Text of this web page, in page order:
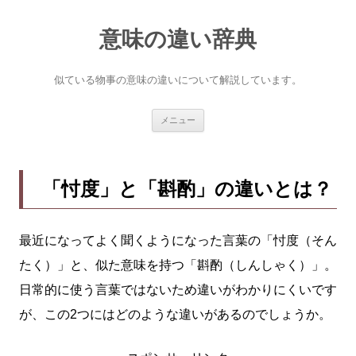
意味の違い辞典
似ている物事の意味の違いについて解説しています。
メニュー
ス
「忖度」と「斟酌」の違いとは？
最近になってよく聞くようになった言葉の「忖度（そん
たく）」と、似た意味を持つ「斟酌（しんしゃく）」。
日常的に使う言葉ではないため違いがわかりにくいです
が、この2つにはどのような違いがあるのでしょうか。